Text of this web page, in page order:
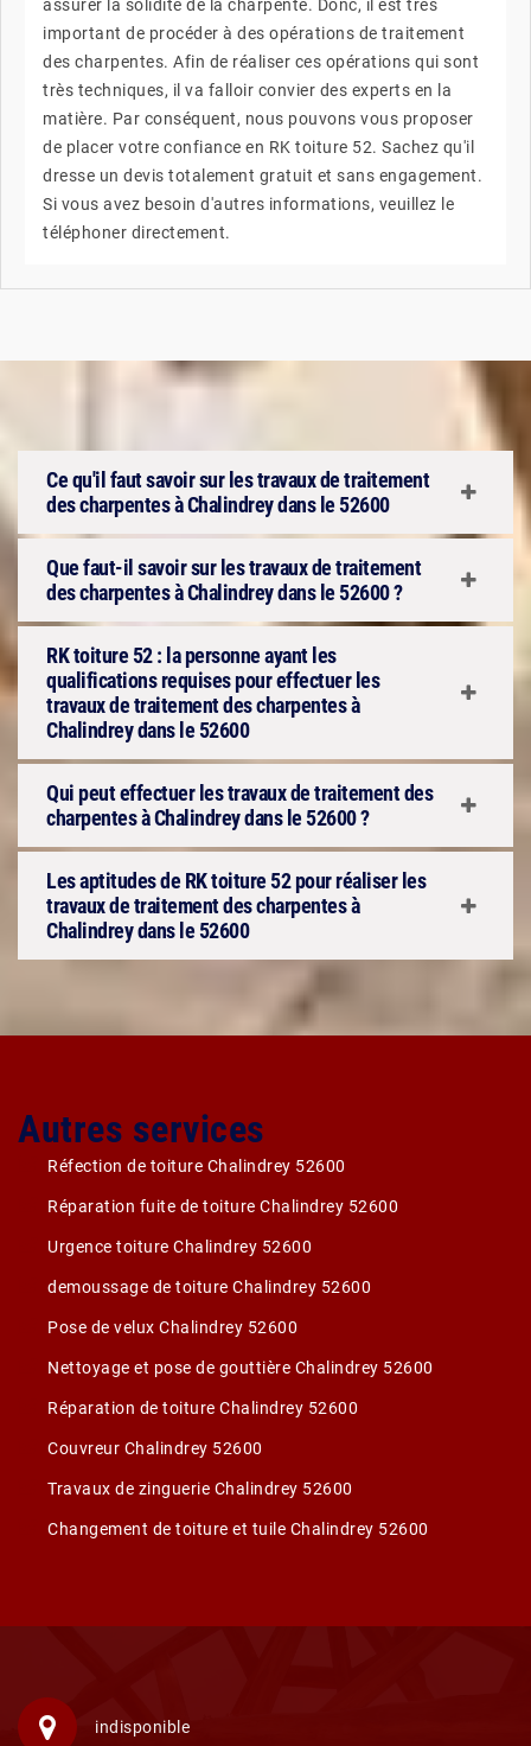
assurer la solidité de la charpente. Donc, il est très
important de procéder à des opérations de traitement
des charpentes. Afin de réaliser ces opérations qui sont
très techniques, il va falloir convier des experts en la
matière. Par conséquent, nous pouvons vous proposer
de placer votre confiance en RK toiture 52. Sachez qu'il
dresse un devis totalement gratuit et sans engagement.
Si vous avez besoin d'autres informations, veuillez le
téléphoner directement.
Ce qu'il faut savoir sur les travaux de traitement
des charpentes à Chalindrey dans le 52600
Que faut-il savoir sur les travaux de traitement
des charpentes à Chalindrey dans le 52600 ?
RK toiture 52 : la personne ayant les
qualifications requises pour effectuer les
travaux de traitement des charpentes à
Chalindrey dans le 52600
Qui peut effectuer les travaux de traitement des
charpentes à Chalindrey dans le 52600 ?
Les aptitudes de RK toiture 52 pour réaliser les
travaux de traitement des charpentes à
Chalindrey dans le 52600
Autres services
Réfection de toiture Chalindrey 52600
Réparation fuite de toiture Chalindrey 52600
Urgence toiture Chalindrey 52600
demoussage de toiture Chalindrey 52600
Pose de velux Chalindrey 52600
Nettoyage et pose de gouttière Chalindrey 52600
Réparation de toiture Chalindrey 52600
Couvreur Chalindrey 52600
Travaux de zinguerie Chalindrey 52600
Changement de toiture et tuile Chalindrey 52600
indisponible